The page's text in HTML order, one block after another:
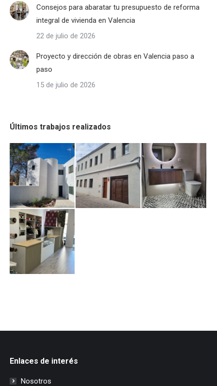
Consejos para abaratar tu presupuesto de reforma
integral de vivienda en Valencia
22 de julio de 2026
Proyecto y dirección de obras en Valencia paso a
paso
15 de julio de 2026
Últimos trabajos realizados
Enlaces de interés
Nosotros